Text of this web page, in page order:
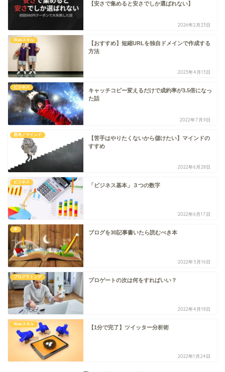
【安さで集めると安さでしか選ばれない】
2026年2月23日
Webスキル
【おすすめ】短縮URLを独自ドメインで作成する
方法
2023年4月13日
ビジネス
キャッチコピー変えるだけで成約率が3.5倍になっ
た話
2022年7月9日
思考／マインド
【苦手はやりたくないから儲けたい】マインドの
すすめ
2022年6月28日
ビジネス
「ビジネス基本」３つの数字
2022年6月17日
本
ブログを30記事書いたら読むべき本
2022年5月16日
プログラミング
プロゲートの次は何をすればいい？
2022年4月18日
Webスキル
【1分で完了】ツイッター分析術
2022年1月24日